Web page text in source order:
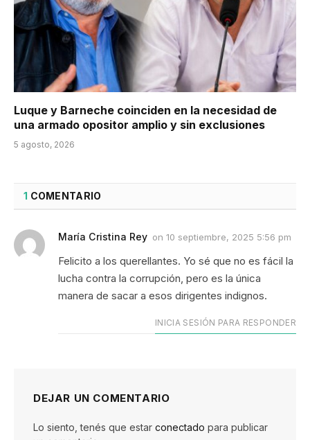
Luque y Barneche coinciden en la necesidad de
una armado opositor amplio y sin exclusiones
5 agosto, 2026
1 COMENTARIO
María Cristina Rey on 10 septiembre, 2025 5:56 pm
Felicito a los querellantes. Yo sé que no es fácil la
lucha contra la corrupción, pero es la única
manera de sacar a esos dirigentes indignos.
INICIA SESIÓN PARA RESPONDER
DEJAR UN COMENTARIO
Lo siento, tenés que estar conectado para publicar